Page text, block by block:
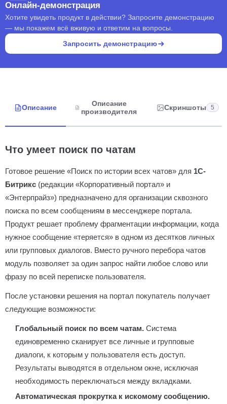
Онлайн-демонстрация
Хотите увидеть продукт в действии? Запросите демонстрацию
— мы покажем всё вживую и ответим на вопросы.
Запросить демонстрацию
Описание
Описание
производителя
Скриншоты 5
Что умеет поиск по чатам
Готовое решение «Поиск по истории всех чатов» для 1С-
Битрикс (редакции «Корпоративный портал» и
«Энтерпрайз») предназначено для организации сквозного
поиска по всем сообщениям в мессенджере портала.
Продукт решает проблему фрагментации информации, когда
нужное сообщение «теряется» в одном из десятков личных
или групповых диалогов. Вместо ручного перебора чатов
модуль позволяет за один запрос найти любое слово или
фразу по всей переписке пользователя.
После установки решения на портал покупатель получает
следующие возможности:
Глобальный поиск по всем чатам. Система
единовременно сканирует все личные и групповые
диалоги, к которым у пользователя есть доступ.
Результаты выводятся в отдельном окне, исключая
необходимость переключаться между вкладками.
Автоматическая прокрутка к искомому сообщению.